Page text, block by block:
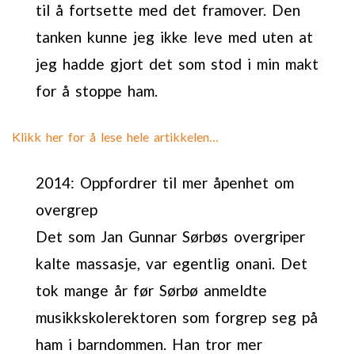
til å fortsette med det framover. Den
tanken kunne jeg ikke leve med uten at
jeg hadde gjort det som stod i min makt
for å stoppe ham.
Klikk her for å lese hele artikkelen…
2014: Oppfordrer til mer åpenhet om
overgrep
Det som Jan Gunnar Sørbøs overgriper
kalte massasje, var egentlig onani. Det
tok mange år før Sørbø anmeldte
musikkskolerektoren som forgrep seg på
ham i barndommen. Han tror mer